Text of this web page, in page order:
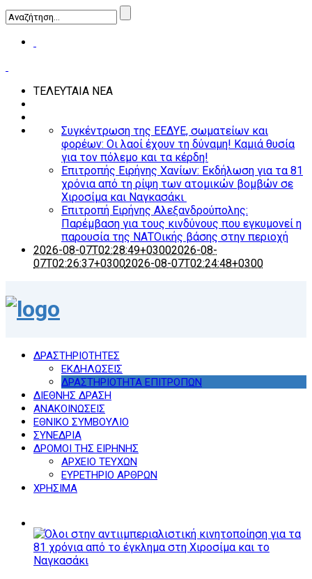
ΤΕΛΕΥΤΑΙΑ ΝΕΑ
Συγκέντρωση της ΕΕΔΥΕ, σωματείων και
φορέων: Οι λαοί έχουν τη δύναμη! Καμιά θυσία
για τον πόλεμο και τα κέρδη!
Επιτροπής Ειρήνης Χανίων: Εκδήλωση για τα 81
χρόνια από τη ρίψη των ατομικών βομβών σε
Χιροσίμα και Ναγκασάκι
Επιτροπή Ειρήνης Αλεξανδρούπολης:
Παρέμβαση για τους κινδύνους που εγκυμονεί η
παρουσία της ΝΑΤΟικής βάσης στην περιοχή
2026-08-07T02:28:49+03002026-08-
07T02:26:37+03002026-08-07T02:24:48+0300
ΔΡΑΣΤΗΡΙΟΤΗΤΕΣ
ΕΚΔΗΛΩΣΕΙΣ
ΔΡΑΣΤΗΡΙΟΤΗΤΑ ΕΠΙΤΡΟΠΩΝ
ΔΙΕΘΝΗΣ ΔΡΑΣΗ
ΑΝΑΚΟΙΝΩΣΕΙΣ
ΕΘΝΙΚΟ ΣΥΜΒΟΥΛΙΟ
ΣΥΝΕΔΡΙΑ
ΔΡΟΜΟΙ ΤΗΣ ΕΙΡΗΝΗΣ
ΑΡΧΕΙΟ ΤΕΥΧΩΝ
ΕΥΡΕΤΗΡΙΟ ΑΡΘΡΩΝ
ΧΡΗΣΙΜΑ